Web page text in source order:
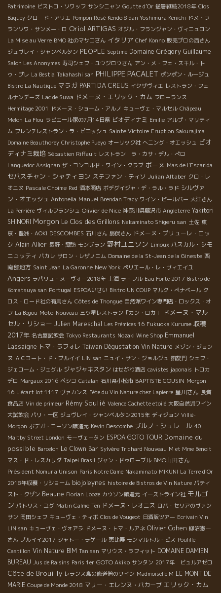
Patrimoine ビストロ・ソワッフ サンシニャン Goutte d’Or 猛暑継続2018年 Clos
Baquey クロード・アリエ Pompon Rosé Kendo 8 dan Yoshimura Kenichi ドヌ・フ
ランソワ・サンメー・ロ Oriol ARTIGAS オジル・フランジャン・ヴィニュロン
La Mise au Verre BMO 社のマサコさん イタリア Chef Konno 販売プロの西さん
ジュヴレイ・シャンベルタン PEOPLE Septime Domaine Grégory Guillaume
Salon Les Anonymes 寿司シェフ・ユウジロウさん アン・メ・フェ・スキル・ト
ゥ・プレ La Bestia Takahashi san PHILIPPE PACALET ポンポン・ルージュ
Bistro La Nautique マラガ PARTIDA CREUS イクザヴィエ レストラン・フェ
ルナンデーズ Lac de Suwa ドメーヌ・エリック・カム フローランス
Hermitage 2001
ドメーヌ・ショーム・アルノ キューヴェ・マルセル Châpeau
Melon La Flou ラピエール家の7月14日祭 ビオディナミ Emilie アルプ・マリティ
ム フレンチレストラン・ラ・ピヨッシュ Sainte Victoire Eruption Sakurajima
Domaine Beauthorey Christophe Pueyo オーリック社 へニング・オエッシュ ビオ
ディナミ栽培 Sébastien Riffault レストラン ラ・カサ・デル・ぺロ
Languedoc Assignan ザ・コンコルド・ワイン・クラブ ボーヌ Mas de l'Escarida
セバスチャン・シャティヨン ステファン・ティソ Julian Altaber クロ・レ
オニヌ Pascale Choime Red 酒本商店 ボデグイジャ・デ・ラル・ラド シルヴァ
ン・オエッシュ Antonella Manuel Brendan Tracy ワイン・ビールバー 大江さん
La Perrière ヴィルフランシュ Olivier de Nice 神奈川県藤沢市 Angleterre Yakitori
SHINORI Morgon Le Clos des Grillons Nakaminato Shigeru san 土佐 東
京・豊洲・AOKI DESCOMBES 石川さん 勝俣さん ドメーヌ・プリューレ・ロッ
ク Alain Allier 長野・諏訪 モンブラン 野村ユニソン Limoux パスカル・シモ
ニュッティ パカレ サロン・レザノニム Domaine de la St-Jean de la Gineste 西
南部地方 Saint Jean La Garonne New York ペリエール・レ・ヴィエイユ
Angers ラパリュ・ヌーヴォー2018年 上海 ラ・フル Eau Forte 2017 Bistro de
Komatsuya san Portugal ESPOAいせい Bistro UN COUP マルク・ぺナベール ク
ロス・ロード社の有馬さん Côtes de Thongue 自然派ワイン専門店・ロックス・オ
フ La Begou Moto-Nouveau 三ツ星レストラン「カン・ロカ」
ドメーヌ・マル
セル・リショー Julien Mareschal Les Prémices 16 Fukuoka Kurume 収穫
2017年 名古屋試飲会 Tokyo Restaurants Nozaki Wine Shop Emmanuel
Lassaigne トマ・ラフォレ Taiwan Dégustation Vin Nature メゾン・ジョン
ヌ ＡＣコート・ド・ブルイイ LIN san ニュイ・サン・ジョルジュ 凱旋門 シェフ・
ジェローム・ジェグル ジャジャキスタン はせがわ酒店 cavistes japonais トロカ
デロ Margaux 2016 ペシコ Catalan 石川県小松市 BAPTISTE COUSIN Morgon
16 L'écart lot 1117 ヴァカンス Fête du Vin Nature chez Lapierre 星川さん 良質
食品店 Vin de primeur Rémy Soulié Valence Cachette etoilé 大阪自然派ワイン
大試飲会 パリ・一区 ジュヴレイ・シャンベルタン2015年 ディジョン Villié-
Morgon ボデガ・コーゾン醸造元 Kevin Descombe ブルノ・シュレール 40
Maltby Street London モーヴェータン ESPOA GOTO TOUR Domaine du
possible Barcelon Le Clown Bar Sylvère Trichard Nouveau M et Mme Benoit
マス・ド・レスカリダ Taipei Brasil ジャン・ドゥローブル BMO山田さん
Président Nomura Unison Paris Notre Dame Nakaminato MIKUNI La Terre d'Or
2018年収穫・リショーム biojoleynes histoire de Bistros de Vin Nature バティ
スト・クザン Beaune Florian Looze カウゾン醸造元 イーストライン社 モルゴ
ン パトリス・ユグ Matin Calme Ten ドメーヌ・レオニス ロバ・セリアのヴァン
サン 岡田シェフ キューヴェ・ティボ Clos de Vougeot 日酒販ツアー Ecrivain Vin
LIN san キューヴェ・ヴォアラ ドメーヌ・トマ・ルアネ Olivier Cohen 柳沼憲一
さん ブルイイ2017 シャトー・ラゲール 恵比寿 モンマルトル・ビス Poulille
Castillon Vin Nature BIM Tan san マリウス・ラフィット DOMAINE DAMIEN
BUREAU Jus de Raisins Paris 1er GOTO Akiko サンタン 2017年 ビュルアゼロ
Côte de Brouilly レランス島の修道僧のワイン Madmoiselle M LE MONT DE
MARIE Coupe de Monde 2018 マリー・エレンヌ・バカーブ エリック・カム